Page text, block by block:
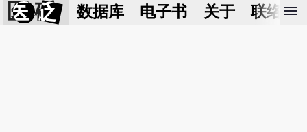
医 砭 数据库 电子书 关于 联络我
menu